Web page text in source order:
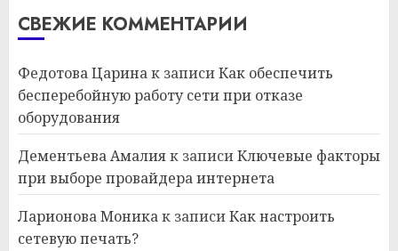
СВЕЖИЕ КОММЕНТАРИИ
Федотова Царинак записиКак обеспечить
бесперебойную работу сети при отказе
оборудования
Дементьева Амалияк записиКлючевые факторы
при выборе провайдера интернета
Ларионова Моникак записиКак настроить
сетевую печать?